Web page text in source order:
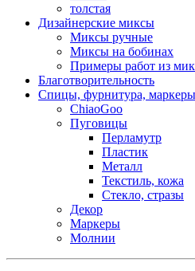
толстая
Дизайнерские миксы
Миксы ручные
Миксы на бобинах
Примеры работ из
Благотворительность
Спицы, фурнитура, маркеры
ChiaoGoo
Пуговицы
Перламутр
Пластик
Металл
Текстиль, кожа
Стекло, стразы
Декор
Маркеры
Молнии